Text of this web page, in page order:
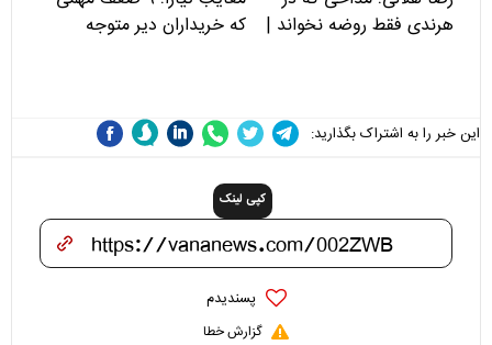
هرندی فقط روضه نخواند |
که خریداران دیر متوجه
این خبر را به اشتراک بگذارید:
کپی لینک
پسندیدم
گزارش خطا